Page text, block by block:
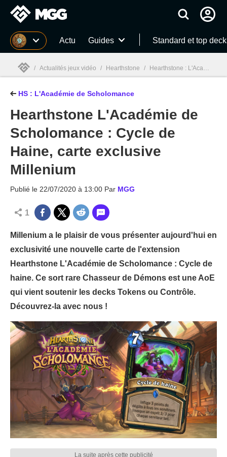
MGG Actu Guides Standard et top
MGG
/ Actualités jeux vidéo / Hearthstone / Hearthstone : L'Académie de Scholomance (Scholomance Academy)
HS : L'Académie de Scholomance
Hearthstone L'Académie de
Scholomance : Cycle de
Haine, carte exclusive
Millenium
Publié le 22/07/2020 à 13:00 Par MGG
1
Millenium a le plaisir de vous présenter aujourd'hui en
exclusivité une nouvelle carte de l'extension
Hearthstone L'Académie de Scholomance : Cycle de
haine. Ce sort rare Chasseur de Démons est une AoE
qui vient soutenir les decks Tokens ou Contrôle.
Découvrez-la avec nous !